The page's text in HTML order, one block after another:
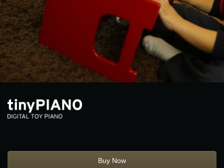
Evenementen
Ondersteuning
Nieuws
Social Media
Buy Now